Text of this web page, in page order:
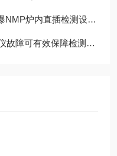
直插检测设备工程设计指南
效保障检测工作正常开展